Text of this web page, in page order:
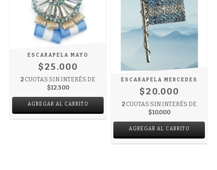
ESCARAPELA MAYO
$25.000
2 CUOTAS SIN INTERÉS DE
$12.500
ESCARAPELA MERCEDES
$20.000
2 CUOTAS SIN INTERÉS DE
$10.000